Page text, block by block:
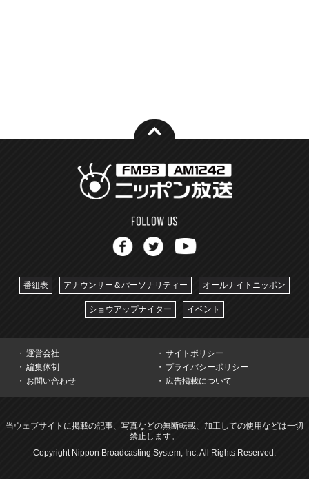
番組表 アナウンサー＆パーソナリティー オールナイトニッポン
ショウアップナイター イベント
運営会社
サイトポリシー
編集体制
プライバシーポリシー
お問い合わせ
広告掲載について
当ウェブサイトに掲載の記事、写真などの無断転載、加工しての使用などは一切
禁止します。
Copyright Nippon Broadcasting System, Inc. All Rights Reserved.